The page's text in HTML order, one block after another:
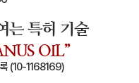
는 특허 기술
OIL”